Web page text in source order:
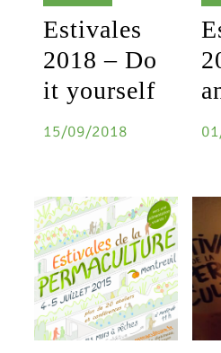
Estivales
2018 – Do
it yourself
15/09/2018